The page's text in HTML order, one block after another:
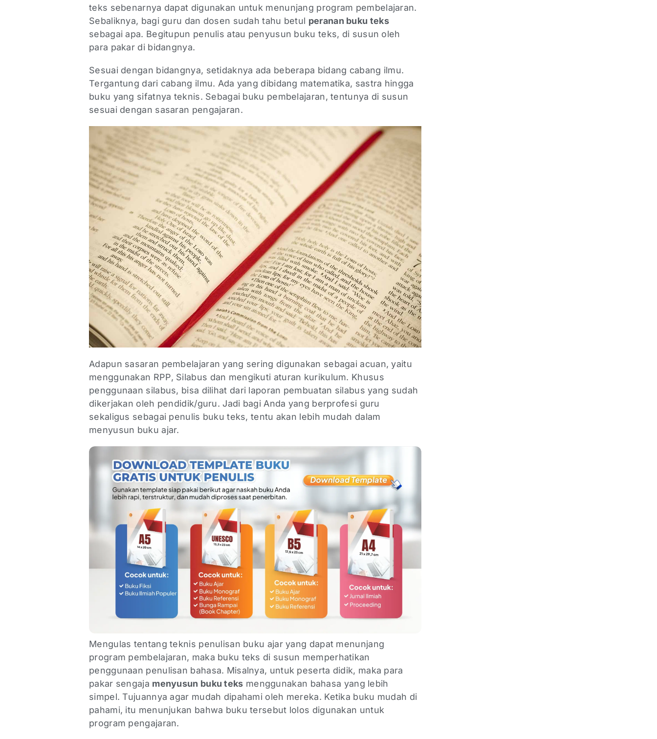
teks sebenarnya dapat digunakan untuk menunjang program pembelajaran.
Sebaliknya, bagi guru dan dosen sudah tahu betul peranan buku teks
sebagai apa. Begitupun penulis atau penyusun buku teks, di susun oleh
para pakar di bidangnya.
Sesuai dengan bidangnya, setidaknya ada beberapa bidang cabang ilmu.
Tergantung dari cabang ilmu. Ada yang dibidang matematika, sastra hingga
buku yang sifatnya teknis. Sebagai buku pembelajaran, tentunya di susun
sesuai dengan sasaran pengajaran.
Adapun sasaran pembelajaran yang sering digunakan sebagai acuan, yaitu
menggunakan RPP, Silabus dan mengikuti aturan kurikulum. Khusus
penggunaan silabus, bisa dilihat dari laporan pembuatan silabus yang sudah
dikerjakan oleh pendidik/guru. Jadi bagi Anda yang berprofesi guru
sekaligus sebagai penulis buku teks, tentu akan lebih mudah dalam
menyusun buku ajar.
Mengulas tentang teknis penulisan buku ajar yang dapat menunjang
program pembelajaran, maka buku teks di susun memperhatikan
penggunaan penulisan bahasa. Misalnya, untuk peserta didik, maka para
pakar sengaja menyusun buku teks menggunakan bahasa yang lebih
simpel. Tujuannya agar mudah dipahami oleh mereka. Ketika buku mudah di
pahami, itu menunjukan bahwa buku tersebut lolos digunakan untuk
program pengajaran.